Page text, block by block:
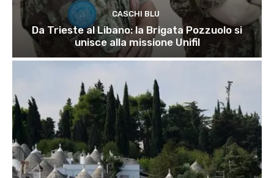
CASCHI BLU
Da Trieste al Libano: la Brigata Pozzuolo si
unisce alla missione Unifil